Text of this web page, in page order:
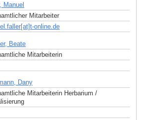
Manuel
Mitarbeiter
online de
Beate
Mitarbeiterin
Dany
Mitarbeiterin Herbarium /